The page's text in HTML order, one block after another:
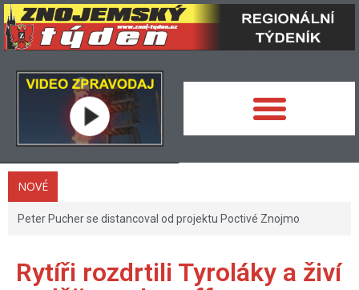
NOVÉ
Peter Pucher se distancoval od projektu Poctivé Znojmo
Rytíři rozdrtili Tyroláky a živí